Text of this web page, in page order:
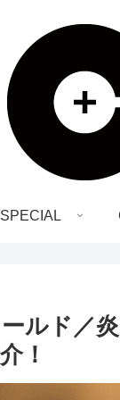
SPECIAL
ルド／
！